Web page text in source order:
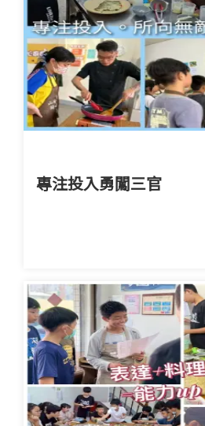
專注投入勇闖三官